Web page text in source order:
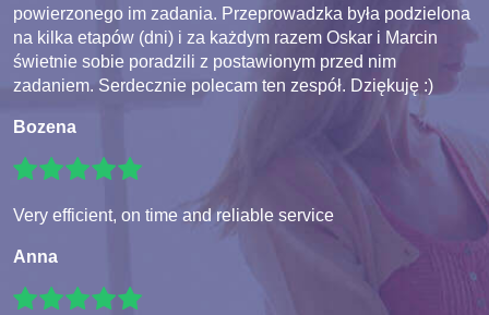
powierzonego im zadania. Przeprowadzka była podzielona
na kilka etapów (dni) i za każdym razem Oskar i Marcin
świetnie sobie poradzili z postawionym przed nim
zadaniem. Serdecznie polecam ten zespół. Dziękuję :)
Bozena
Very efficient, on time and reliable service
Anna